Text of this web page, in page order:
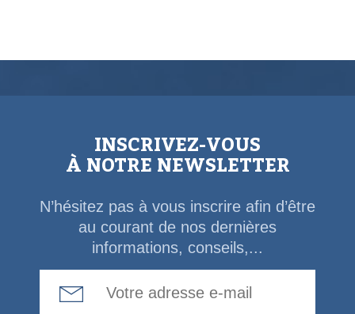
INSCRIVEZ-VOUS
À NOTRE NEWSLETTER
N’hésitez pas à vous inscrire afin d’être
au courant de nos dernières
informations, conseils,...